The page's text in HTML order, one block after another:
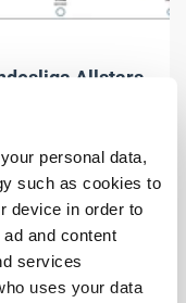
personal data,
such as cookies to
device in order to
and content
services
uses your data
Allstars
Vereins. Über die
online abstimmen.